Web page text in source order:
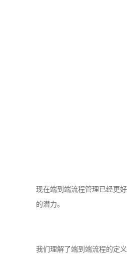
现在端到端流程管理已经更
的潜力。
我们理解了端到端流程的定